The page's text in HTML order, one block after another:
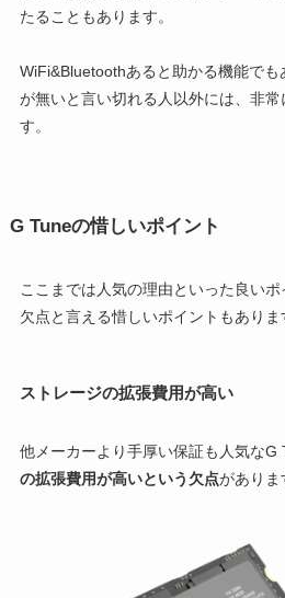
たることもあります。
WiFi&Bluetoothあると助かる機能で
が無いと言い切れる人以外には、非
す。
G Tuneの惜しいポイント
ここまでは人気の理由といった良いポ
欠点と言える惜しいポイントもありま
ストレージの拡張費用が高い
他メーカーより手厚い保証も人気なG
の拡張費用が高いという欠点がありま